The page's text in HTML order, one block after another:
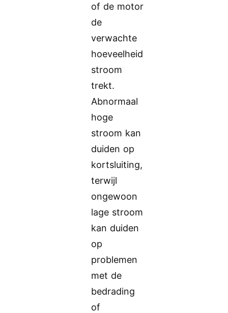
of de motor
de
verwachte
hoeveelheid
stroom
trekt.
Abnormaal
hoge
stroom kan
duiden op
kortsluiting,
terwijl
ongewoon
lage stroom
kan duiden
op
problemen
met de
bedrading
of